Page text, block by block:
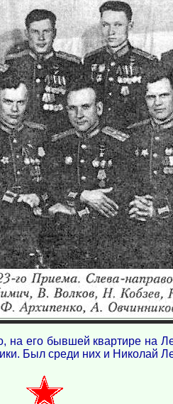
его бывшей квартире на
Был среди них и Николай